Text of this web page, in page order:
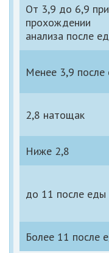
От 3,9 до 6,9 при
прохождении
анализа после
Менее 3,9 после
2,8 натощак
Ниже 2,8
до 11 после еды
Более 11 после